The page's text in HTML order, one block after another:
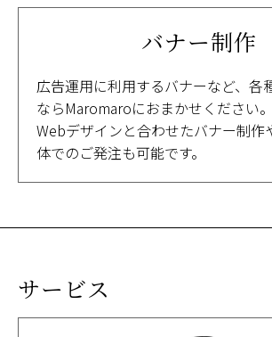
バナー制作
広告運用に利用するバナーなど、各
ならMaromaroにおまかせください。
Webデザインと合わせたバナー制作
体でのご発注も可能です。
サービス